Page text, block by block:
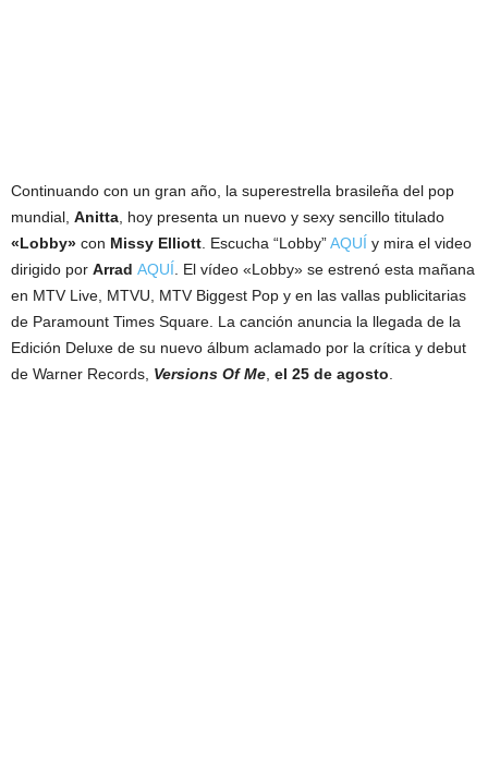
Continuando con un gran año, la superestrella brasileña del pop
mundial, Anitta , hoy presenta un nuevo y sexy sencillo titulado
«Lobby» con Missy Elliott . Escucha “Lobby”AQUÍ y mira el video
dirigido por Arrad AQUÍ . El vídeo «Lobby» se estrenó esta mañana
en MTV Live, MTVU, MTV Biggest Pop y en las vallas publicitarias
de Paramount Times Square. La canción anuncia la llegada de la
Edición Deluxe de su nuevo álbum aclamado por la crítica y debut
de Warner Records, Versions Of Me el 25 de agosto